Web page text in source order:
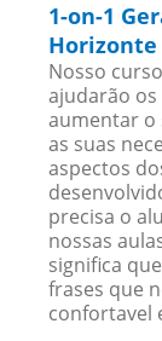
1-on-1
Horizonte
Nosso
ajudarão
aumentar o
as suas
aspectos
precisa o
nossas
significa
frases que
confortavel